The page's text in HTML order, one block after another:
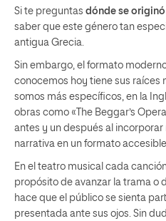
Si te preguntas dónde se
saber que este género tan
antigua Grecia.
Sin embargo, el formato
conocemos hoy tiene sus raíces
somos más específicos, en la
obras como «The Beggar’s
antes y un después al
narrativa en un formato
En el teatro musical cada
propósito de avanzar la trama o
hace que el público se sienta
presentada ante sus ojos. Sin